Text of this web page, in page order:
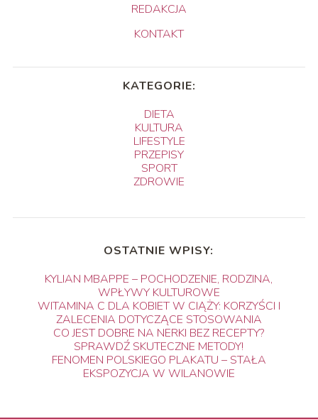
REDAKCJA
KONTAKT
KATEGORIE:
DIETA
KULTURA
LIFESTYLE
PRZEPISY
SPORT
ZDROWIE
OSTATNIE WPISY:
KYLIAN MBAPPE – POCHODZENIE, RODZINA,
WPŁYWY KULTUROWE
WITAMINA C DLA KOBIET W CIĄŻY: KORZYŚCI I
ZALECENIA DOTYCZĄCE STOSOWANIA
CO JEST DOBRE NA NERKI BEZ RECEPTY?
SPRAWDŹ SKUTECZNE METODY!
FENOMEN POLSKIEGO PLAKATU – STAŁA
EKSPOZYCJA W WILANOWIE